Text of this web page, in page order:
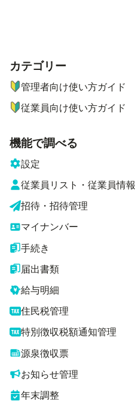
ナビゲーションメニュー
カテゴリー
管理者向け使い方ガイド
従業員向け使い方ガイド
機能で調べる
設定
従業員リスト・従業員情報
招待・招待管理
マイナンバー
手続き
届出書類
給与明細
住民税管理
特別徴収税額通知管理
源泉徴収票
お知らせ管理
年末調整